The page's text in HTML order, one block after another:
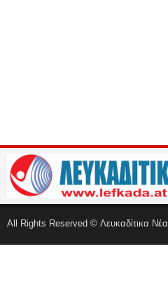
All Rights Reserved © Λευκαδίτικα Νέα